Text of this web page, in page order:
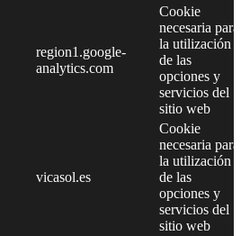
region1.google-
analytics.com
Cookie
necesaria para
la utilización
de las
opciones y
servicios del
sitio web
vicasol.es
Cookie
necesaria para
la utilización
de las
opciones y
servicios del
sitio web